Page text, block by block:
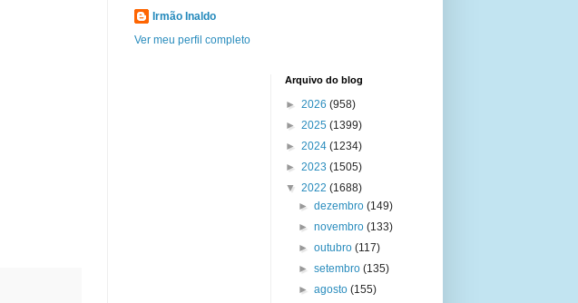
Irmão Inaldo
Ver meu perfil completo
Arquivo do blog
► 2026 (958)
► 2025 (1399)
► 2024 (1234)
► 2023 (1505)
▼ 2022 (1688)
►dezembro(149)
►novembro(133)
►outubro(117)
►setembro(135)
►agosto(155)